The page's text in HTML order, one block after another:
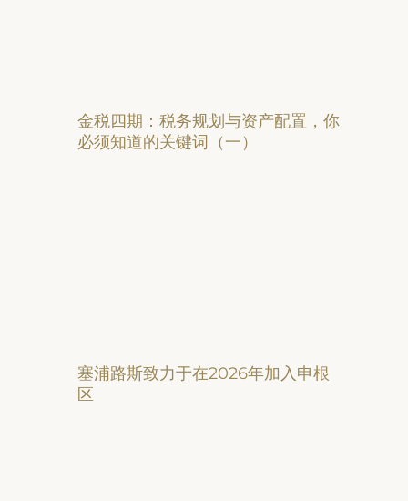
金税四期：税务规划与资产配置，你
必须知道的关键词（一）
塞浦路斯致力于在2026年加入申根
区